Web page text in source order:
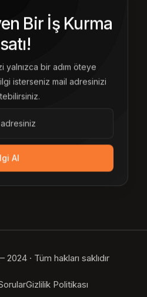
Bir İş Kurma
yalnızca bir adım öteye
isterseniz mail adresinizi
Al
2024 · Tüm hakları saklıdır
Gizlilik Politikası